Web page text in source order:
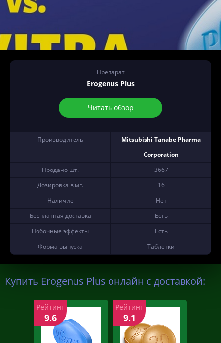
Препарат
Erogenus Plus
Читать обзор
Производитель
Mitsubishi Tanabe Pharma
Corporation
Продано шт.
3667
Дозировка в мг.
16
Наличие
Нет
Бесплатная доставка
Есть
Побочные эффекты
Есть
Форма выпуска
Таблетки
Купить Erogenus Plus онлайн с доставкой:
Рейтинг
9.6
Рейтинг
9.1